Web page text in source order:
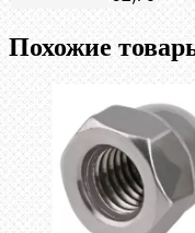
Похожие